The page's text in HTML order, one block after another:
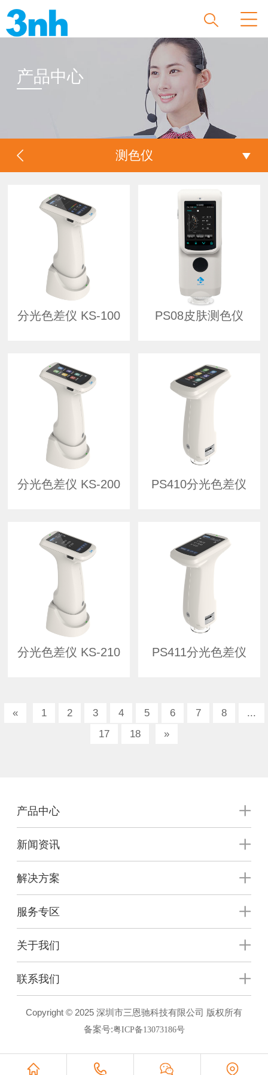
产品中心
测色仪
分光色差仪 KS-100 PS08皮肤测色仪
分光色差仪 KS-200 PS410分光色差仪
分光色差仪 KS-210 PS411分光色差仪
« 1 2 3 4 5 6 7 8
...
17
18 »
产品中心
新闻资讯
解决方案
服务专区
关于我们
联系我们
Copyright © 2025 深圳市三恩驰科技有限公司 版权所有
备案号:粤ICP备13073186号